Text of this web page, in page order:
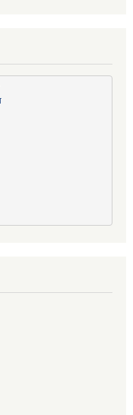
सा.सु.भत्ता प्राप्त गर्ने लाभग्राहिको विवरण